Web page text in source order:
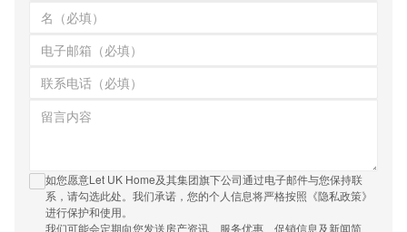
如您愿意Let UK Home及其集团旗下公司通过电子邮件与您保持联
系，请勾选此处。我们承诺，您的个人信息将严格按照《隐私政策》
进行保护和使用。
我们可能会定期向您发送房产资讯、服务优惠、促销信息及新闻简